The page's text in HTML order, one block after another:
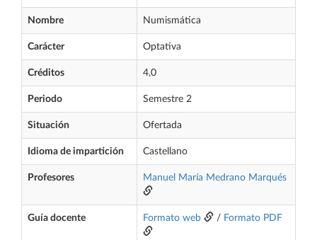
Nombre Numismática
Carácter Optativa
Créditos 4,0
Periodo Semestre 2
Situación Ofertada
Idioma de impartición Castellano
Profesores Manuel María Medrano Marqués
Guía docente Formato web / Formato PDF